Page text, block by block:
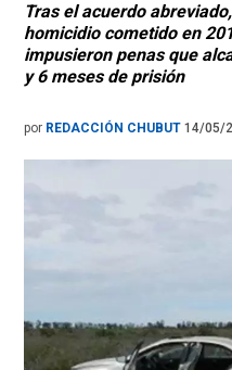
Tras el acuerdo
homicidio cometido en
impusieron penas que
y 6 meses de prisión
por REDACCIÓN CHUBUT 14/05/